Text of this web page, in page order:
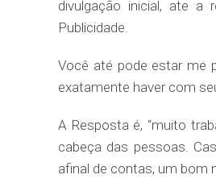
divulgação inicial, ate a
Publicidade.
Você até pode estar me
exatamente haver com
A Resposta é, “muito
cabeça das pessoas.
afinal de contas, um bom